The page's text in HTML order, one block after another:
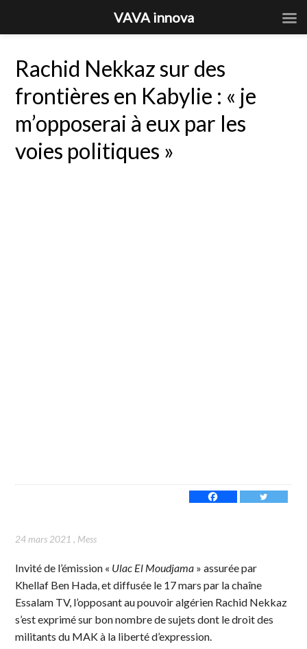
Rachid Nekkaz sur des
frontières en Kabylie : « je
m’opposerai à eux par les
voies politiques »
24 mars 2021 , Mess
Invité de l’émission « Ulac El Moudjama » assurée par
Khellaf Ben Hada, et diffusée le 17 mars par la chaîne
Essalam TV, l’opposant au pouvoir algérien Rachid Nekkaz
s’est exprimé sur bon nombre de sujets dont le droit des
militants du MAK à la liberté d’expression.
VAVA innova